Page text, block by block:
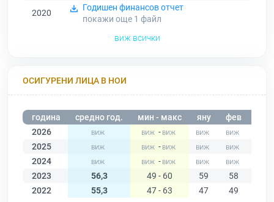
2020
Годишен финансов отчет
покажи още 1 файл
виж всички
ОСИГУРЕНИ ЛИЦА В НОИ
година средно год. мин - макс яну фев
2026
-
2025
-
2024
-
2023
56,3 49 - 60 59 58
2022
55,3 47 - 63 47 49